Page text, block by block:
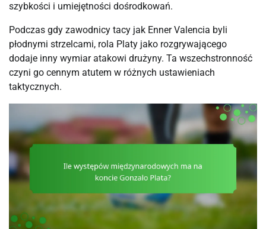
szybkości i umiejętności dośrodkowań.
Podczas gdy zawodnicy tacy jak Enner Valencia byli
płodnymi strzelcami, rola Platy jako rozgrywającego
dodaje inny wymiar atakowi drużyny. Ta wszechstronność
czyni go cennym atutem w różnych ustawieniach
taktycznych.